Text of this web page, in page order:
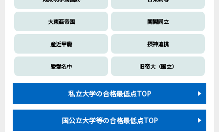
大東亜帝国 関関同立
産近甲龍 摂神追桃
愛愛名中 旧帝大（国立）
私立大学の合格最低点TOP
国公立大学等の合格最低点TOP